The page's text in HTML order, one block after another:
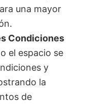
una mayor
Condiciones
el espacio se
y
la
de